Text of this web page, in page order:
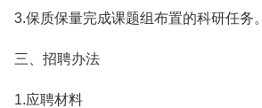
3.保质保量完成课题组布置的科研任务。
三、招聘办法
1.应聘材料